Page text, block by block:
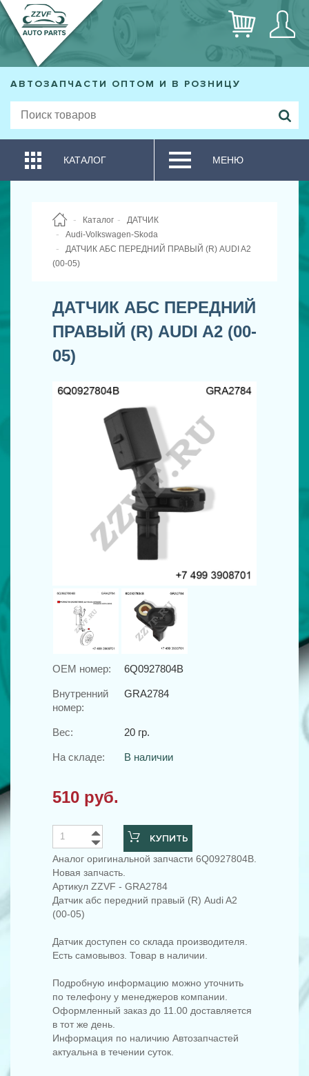
АВТОЗАПЧАСТИ ОПТОМ И В РОЗНИЦУ
КАТАЛОГ МЕНЮ
Каталог
ДАТЧИК
Audi-Volkswagen-Skoda
ДАТЧИК АБС ПЕРЕДНИЙ ПРАВЫЙ (R) AUDI A2
(00-05)
ДАТЧИК АБС ПЕРЕДНИЙ
ПРАВЫЙ (R) AUDI A2 (00-
05)
OEM номер: 6Q0927804B
Внутренний
номер:
GRA2784
Вес: 20 гр.
На складе: В наличии
510 руб.
КУПИТЬ
Аналог оригинальной запчасти 6Q0927804B.
Новая запчасть.
Артикул ZZVF - GRA2784
Датчик абс передний правый (R) Audi A2
(00-05)
Датчик доступен со склада производителя.
Есть самовывоз. Товар в наличии.
Подробную информацию можно уточнить
по телефону у менеджеров компании.
Оформленный заказ до 11.00 доставляется
в тот же день.
Информация по наличию Автозапчастей
актуальна в течении суток.